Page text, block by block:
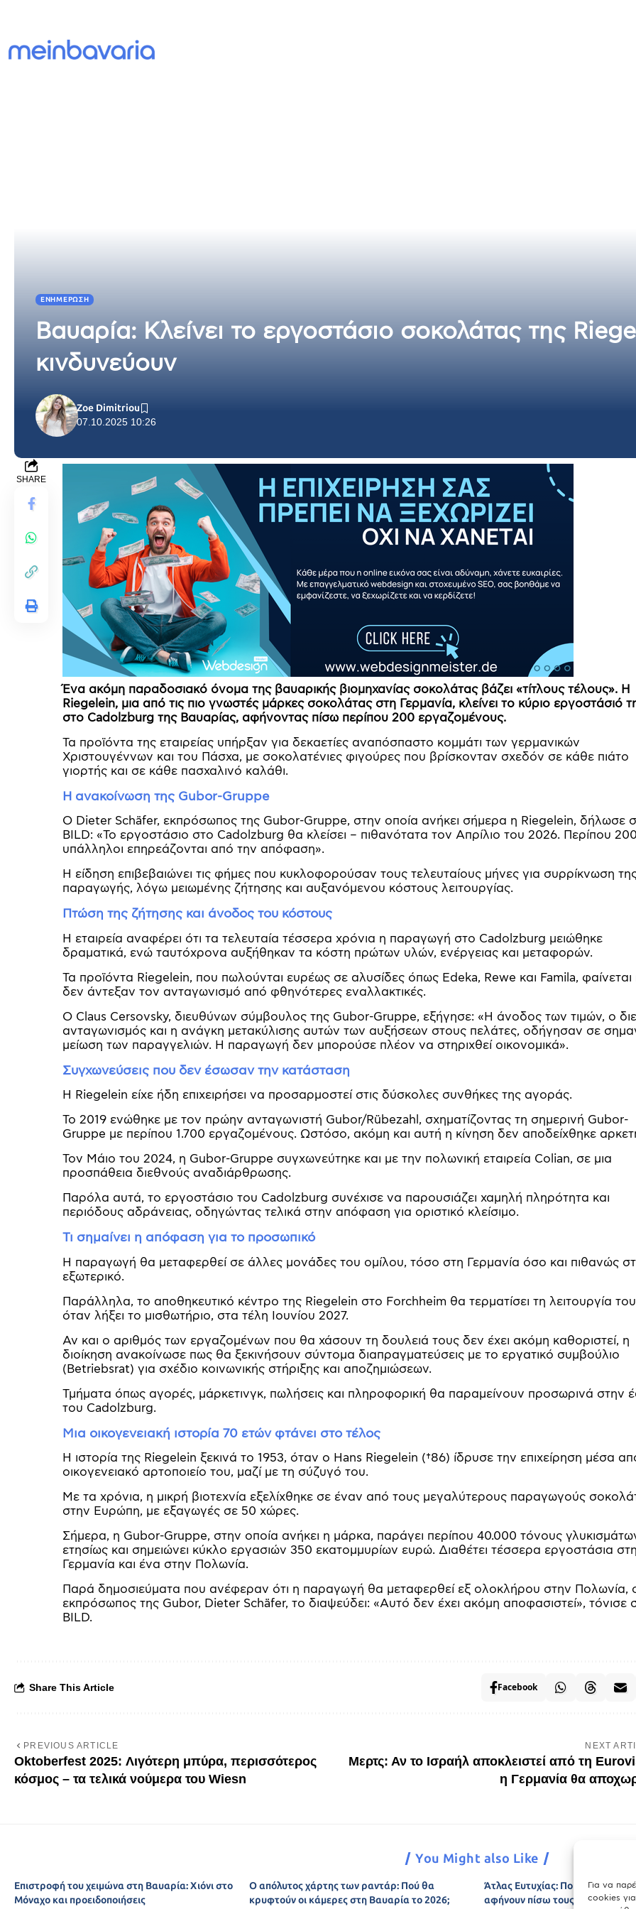
Για να
cookies
ΕΝΗΜΈΡΩΣΗ
Βαυαρία: Κλείνει το εργοστάσιο σοκολάτας της
κινδυνεύουν
07.10.2025 10:26
Zoe Dimitriou
SHARE
Ένα ακόμη παραδοσιακό όνομα της βαυαρικής βιομηχανίας σοκολάτας βάζει «τίτλους τέλους». Η
Riegelein, μια από τις πιο γνωστές μάρκες σοκολάτας στη Γερμανία, κλείνει το κύριο εργοστάσιό
στο Cadolzburg της Βαυαρίας, αφήνοντας πίσω περίπου 200 εργαζομένους.
Τα προϊόντα της εταιρείας υπήρξαν για δεκαετίες αναπόσπαστο κομμάτι των γερμανικών
Χριστουγέννων και του Πάσχα, με σοκολατένιες φιγούρες που βρίσκονταν σχεδόν σε κάθε πιάτο
γιορτής και σε κάθε πασχαλινό καλάθι.
Η ανακοίνωση της Gubor-Gruppe
Ο Dieter Schäfer, εκπρόσωπος της Gubor-Gruppe, στην οποία ανήκει σήμερα η Riegelein, δήλωσε
BILD: «Το εργοστάσιο στο Cadolzburg θα κλείσει – πιθανότατα τον Απρίλιο του 2026. Περίπου 200
υπάλληλοι επηρεάζονται από την απόφαση».
Η είδηση επιβεβαιώνει τις φήμες που κυκλοφορούσαν τους τελευταίους μήνες για συρρίκνωση
παραγωγής, λόγω μειωμένης ζήτησης και αυξανόμενου κόστους λειτουργίας.
Πτώση της ζήτησης και άνοδος του κόστους
Η εταιρεία αναφέρει ότι τα τελευταία τέσσερα χρόνια η παραγωγή στο Cadolzburg μειώθηκε
δραματικά, ενώ ταυτόχρονα αυξήθηκαν τα κόστη πρώτων υλών, ενέργειας και μεταφορών.
Τα προϊόντα Riegelein, που πωλούνται ευρέως σε αλυσίδες όπως Edeka, Rewe και Famila,
δεν άντεξαν τον ανταγωνισμό από φθηνότερες εναλλακτικές.
Ο Claus Cersovsky, διευθύνων σύμβουλος της Gubor-Gruppe, εξήγησε: «Η άνοδος των τιμών, ο
ανταγωνισμός και η ανάγκη μετακύλισης αυτών των αυξήσεων στους πελάτες, οδήγησαν σε
μείωση των παραγγελιών. Η παραγωγή δεν μπορούσε πλέον να στηριχθεί οικονομικά».
Συγχωνεύσεις που δεν έσωσαν την κατάσταση
Η Riegelein είχε ήδη επιχειρήσει να προσαρμοστεί στις δύσκολες συνθήκες της αγοράς.
Το 2019 ενώθηκε με τον πρώην ανταγωνιστή Gubor/Rübezahl, σχηματίζοντας τη σημερινή Gubor-
Gruppe με περίπου 1.700 εργαζομένους. Ωστόσο, ακόμη και αυτή η κίνηση δεν αποδείχθηκε
Τον Μάιο του 2024, η Gubor-Gruppe συγχωνεύτηκε και με την πολωνική εταιρεία Colian, σε μια
προσπάθεια διεθνούς αναδιάρθρωσης.
Παρόλα αυτά, το εργοστάσιο του Cadolzburg συνέχισε να παρουσιάζει χαμηλή πληρότητα και
περιόδους αδράνειας, οδηγώντας τελικά στην απόφαση για οριστικό κλείσιμο.
Τι σημαίνει η απόφαση για το προσωπικό
Η παραγωγή θα μεταφερθεί σε άλλες μονάδες του ομίλου, τόσο στη Γερμανία όσο και πιθανώς
εξωτερικό.
Παράλληλα, το αποθηκευτικό κέντρο της Riegelein στο Forchheim θα τερματίσει τη λειτουργία του
όταν λήξει το μισθωτήριο, στα τέλη Ιουνίου 2027.
Αν και ο αριθμός των εργαζομένων που θα χάσουν τη δουλειά τους δεν έχει ακόμη καθοριστεί, η
διοίκηση ανακοίνωσε πως θα ξεκινήσουν σύντομα διαπραγματεύσεις με το εργατικό συμβούλιο
(Betriebsrat) για σχέδιο κοινωνικής στήριξης και αποζημιώσεων.
Τμήματα όπως αγορές, μάρκετινγκ, πωλήσεις και πληροφορική θα παραμείνουν προσωρινά στην
του Cadolzburg.
Μια οικογενειακή ιστορία 70 ετών φτάνει στο τέλος
Η ιστορία της Riegelein ξεκινά το 1953, όταν ο Hans Riegelein (†86) ίδρυσε την επιχείρηση μέσα
οικογενειακό αρτοποιείο του, μαζί με τη σύζυγό του.
Με τα χρόνια, η μικρή βιοτεχνία εξελίχθηκε σε έναν από τους μεγαλύτερους παραγωγούς
στην Ευρώπη, με εξαγωγές σε 50 χώρες.
Σήμερα, η Gubor-Gruppe, στην οποία ανήκει η μάρκα, παράγει περίπου 40.000 τόνους
ετησίως και σημειώνει κύκλο εργασιών 350 εκατομμυρίων ευρώ. Διαθέτει τέσσερα εργοστάσια στη
Γερμανία και ένα στην Πολωνία.
Παρά δημοσιεύματα που ανέφεραν ότι η παραγωγή θα μεταφερθεί εξ ολοκλήρου στην Πολωνία,
εκπρόσωπος της Gubor, Dieter Schäfer, το διαψεύδει: «Αυτό δεν έχει ακόμη αποφασιστεί», τόνισε
BILD.
Share This Article Facebook
PREVIOUS ARTICLE
Oktoberfest 2025: Λιγότερη μπύρα, περισσότερος
κόσμος – τα τελικά νούμερα του Wiesn
NEXT
Μερτς: Αν το Ισραήλ αποκλειστεί από τη
η Γερμανία θα
You Might also Like
Επιστροφή του χειμώνα στη Βαυαρία: Χιόνι στο
Μόναχο και προειδοποιήσεις
Ο απόλυτος χάρτης των ραντάρ: Πού θα
κρυφτούν οι κάμερες στη Βαυαρία το 2026;
Άτλας Ευτυχίας: Ποιες πόλεις
αφήνουν πίσω τους το Μόναχο;